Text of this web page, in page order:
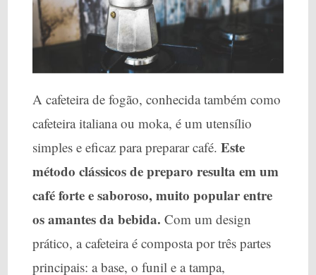
A cafeteira de fogão, conhecida também como
cafeteira italiana ou moka, é um utensílio
simples e eficaz para preparar café.Este
método clássicos de preparo resulta em um
café forte e saboroso, muito popular entre
os amantes da bebida. Com um design
prático, a cafeteira é composta por três partes
principais: a base, o funil e a tampa,